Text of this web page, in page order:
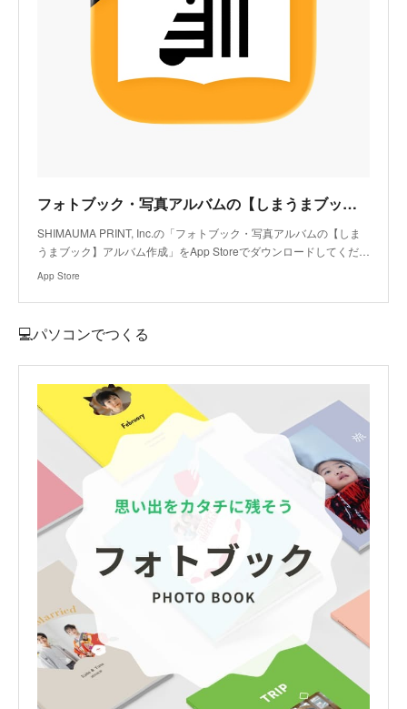
フォトブック・写真アルバムの【しまうまブック】アルバム作成アプリ - App Store
SHIMAUMA PRINT, Inc.の「フォトブック・写真アルバムの【しま
うまブック】アルバム作成」をApp Storeでダウンロードしてくだ…
App Store
💻パソコンでつくる